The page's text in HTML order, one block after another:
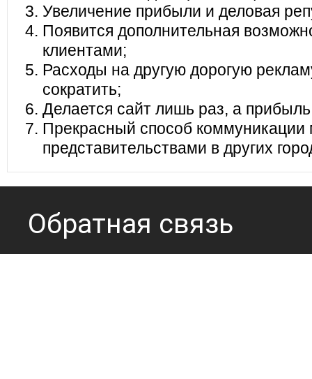
Увеличение прибыли и деловая
Появится дополнительная
клиентами;
Расходы на другую дорогую
сократить;
Делается сайт лишь раз, а
Прекрасный способ коммуникации
представительствами в других
Обратная связь